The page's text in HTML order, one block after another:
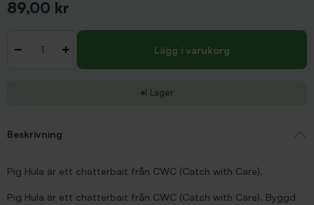
89,00 kr
- + Lägg i varukorg
I Lager
Beskrivning
Pig Hula är ett chatterbait från CWC (Catch with Care).
Pig Hula är ett chatterbait från CWC (Catch with Care). Byggd